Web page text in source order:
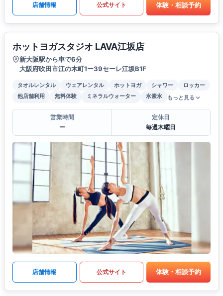
店舗情報 公式サイト 体験・相談予約
ホットヨガスタジオ LAVA江坂店
新大阪駅から車で6分
大阪府吹田市江の木町1ー39セーレ江坂B1F
タオルレンタル ウェアレンタル ホットヨガ シャワー
ロッカー
他店舗利用
無料体験 ミネラルウォーター 水素水 もっと見る
営業時間
ー
定休日
毎週木曜日
店舗情報 公式サイト 体験・相談予約